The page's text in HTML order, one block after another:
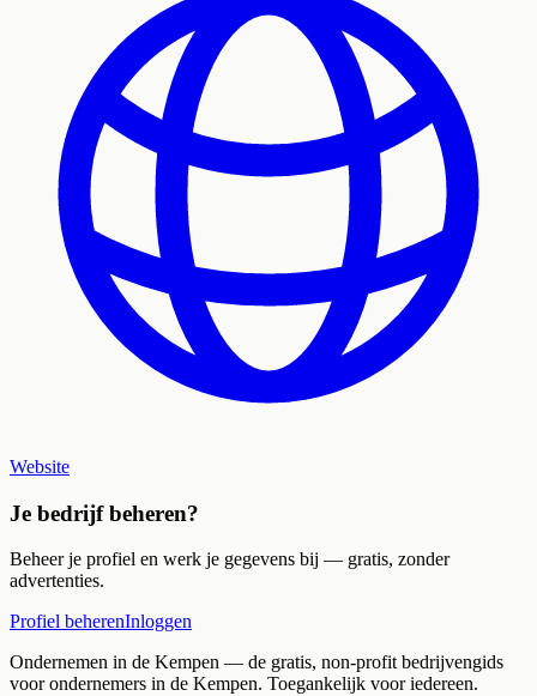
Website
Je bedrijf beheren?
Beheer je profiel en werk je gegevens bij — gratis, zonder
advertenties.
Profiel beherenInloggen
Ondernemen in de Kempen — de gratis, non-profit bedrijvengids
voor ondernemers in de Kempen. Toegankelijk voor iedereen.